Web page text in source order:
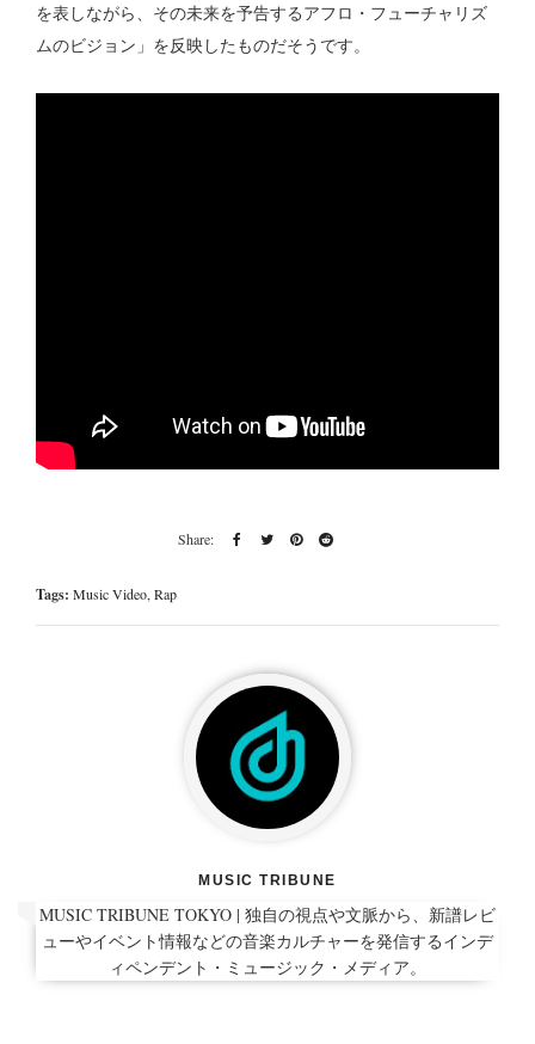
を表しながら、その未来を予告するアフロ・フューチャリズ
ムのビジョン」を反映したものだそうです。
Tags: Music Video,Rap
MUSIC TRIBUNE
MUSIC TRIBUNE TOKYO | 独自の視点や文脈から、新譜レビ
ューやイベント情報などの音楽カルチャーを発信するインデ
ィペンデント・ミュージック・メディア。